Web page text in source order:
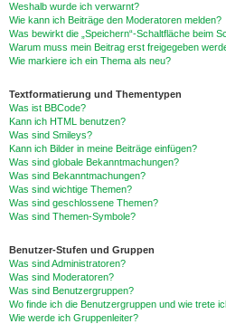
Weshalb wurde ich verwarnt?
Wie kann ich Beiträge den Moderatoren melden?
Was bewirkt die „Speichern“-Schaltfläche beim
Warum muss mein Beitrag erst freigegeben
Wie markiere ich ein Thema als neu?
Textformatierung und Thementypen
Was ist BBCode?
Kann ich HTML benutzen?
Was sind Smileys?
Kann ich Bilder in meine Beiträge einfügen?
Was sind globale Bekanntmachungen?
Was sind Bekanntmachungen?
Was sind wichtige Themen?
Was sind geschlossene Themen?
Was sind Themen-Symbole?
Benutzer-Stufen und Gruppen
Was sind Administratoren?
Was sind Moderatoren?
Was sind Benutzergruppen?
Wo finde ich die Benutzergruppen und wie trete
Wie werde ich Gruppenleiter?